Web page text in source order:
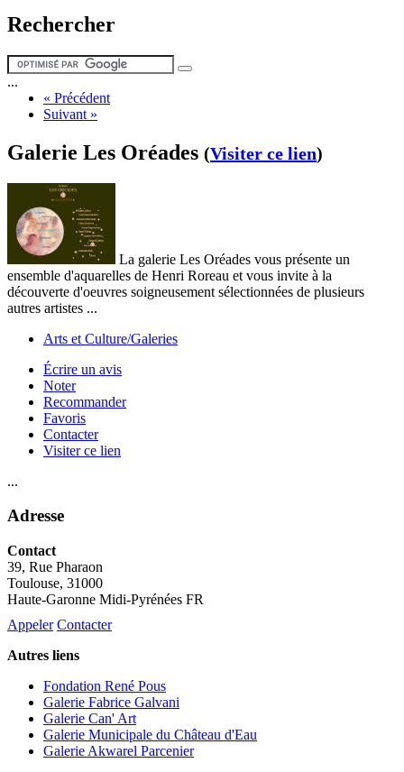
Rechercher
...
« Précédent
Suivant »
Galerie Les Oréades (Visiter ce lien)
La galerie Les Oréades vous présente un
ensemble d'aquarelles de Henri Roreau et vous invite à la
découverte d'oeuvres soigneusement sélectionnées de plusieurs
autres artistes ...
Arts et Culture/Galeries
Écrire un avis
Noter
Recommander
Favoris
Contacter
Visiter ce lien
...
Adresse
Contact
39, Rue Pharaon
Toulouse, 31000
Haute-Garonne Midi-Pyrénées FR
Appeler Contacter
Autres liens
Fondation René Pous
Galerie Fabrice Galvani
Galerie Can' Art
Galerie Municipale du Château d'Eau
Galerie Akwarel Parcenier